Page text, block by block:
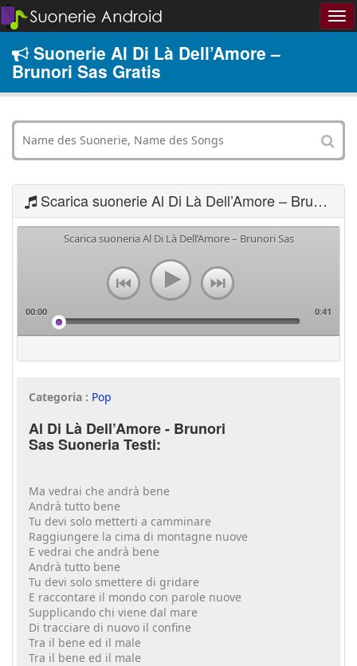
Suonerie Al Di Là Dell’Amore –
Brunori Sas Gratis
Scarica suonerie Al Di Là Dell’Amore – Brunori Sas
Scarica suoneria Al Di Là Dell’Amore – Brunori Sas
00:00 0:41
Categoria : Pop
Al Di Là Dell’Amore - Brunori
Sas Suoneria Testi:
Ma vedrai che andrà bene
Andrà tutto bene
Tu devi solo metterti a camminare
Raggiungere la cima di montagne nuove
E vedrai che andrà bene
Andrà tutto bene
Tu devi solo smettere di gridare
E raccontare il mondo con parole nuove
Supplicando chi viene dal mare
Di tracciare di nuovo il confine
Tra il bene ed il male
Tra il bene ed il male